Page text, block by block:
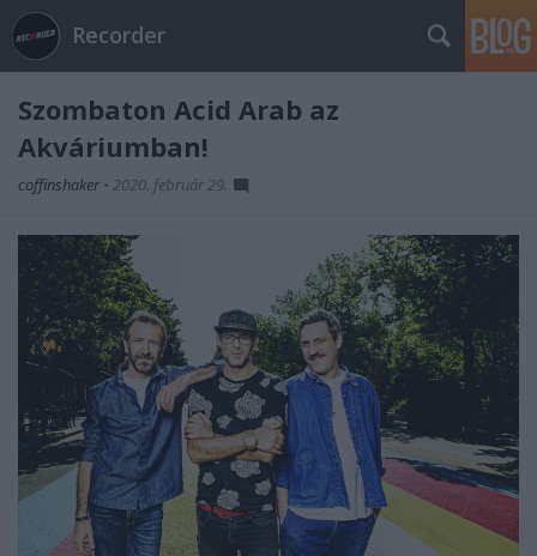
Recorder
Szombaton Acid Arab az
Akváriumban!
coffinshaker • 2020. február 29.